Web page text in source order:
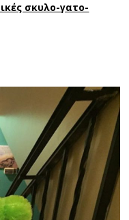
σκυλο-γατο-